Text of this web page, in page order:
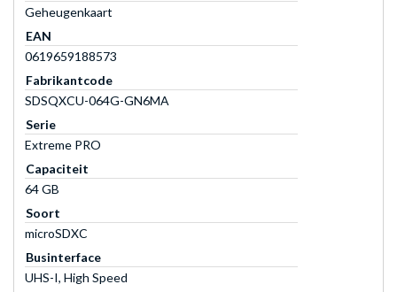
Geheugenkaart
EAN
0619659188573
Fabrikantcode
SDSQXCU-064G-GN6MA
Serie
Extreme PRO
Capaciteit
64 GB
Soort
microSDXC
Businterface
UHS-I, High Speed